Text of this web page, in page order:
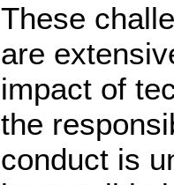
These
are
impact of
the
conduct is